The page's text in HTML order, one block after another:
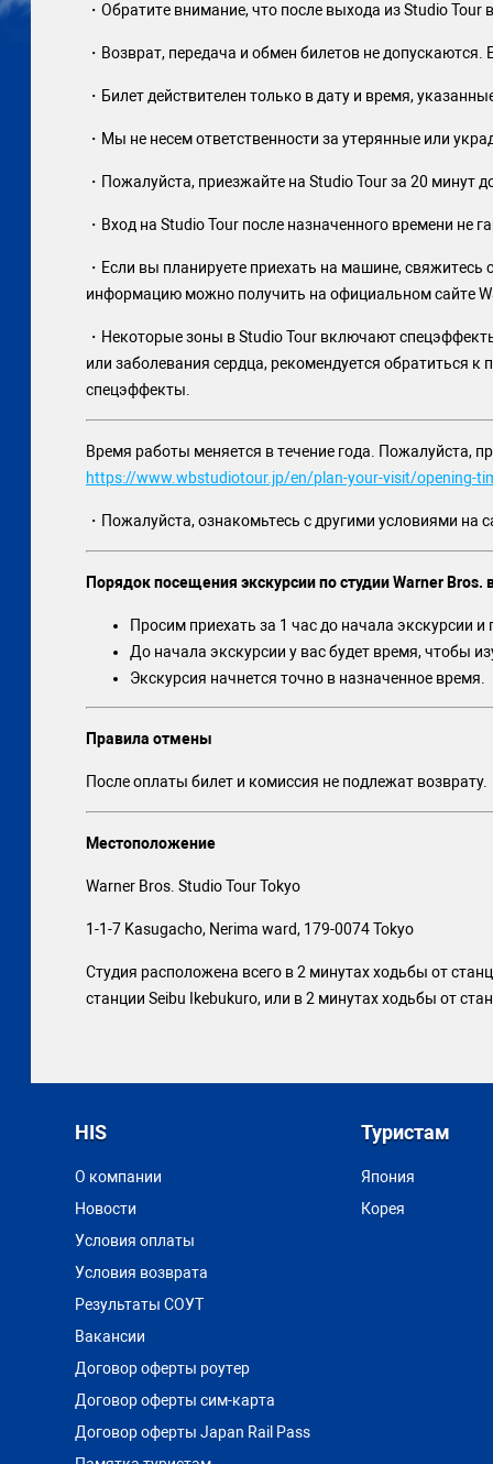
・Обратите внимание, что после выхода из Studio
・Возврат, передача и обмен билетов не
・Билет действителен только в дату и время,
・Мы не несем ответственности за утерянные или
・Пожалуйста, приезжайте на Studio Tour за 20 минут
・Вход на Studio Tour после назначенного времени не
・Если вы планируете приехать на машине,
информацию можно получить на официальном сайте
・Некоторые зоны в Studio Tour включают
или заболевания сердца, рекомендуется обратиться к
спецэффекты.
Время работы меняется в течение года. Пожалуйста,
https://www.wbstudiotour.jp/en/plan-your-visit/opening-
・Пожалуйста, ознакомьтесь с другими условиями на
Порядок посещения экскурсии по студии Warner Bros.
Просим приехать за 1 час до начала экскурсии и
До начала экскурсии у вас будет время, чтобы
Экскурсия начнется точно в назначенное время.
Правила отмены
После оплаты билет и комиссия не подлежат возврату.
Местоположение
Warner Bros. Studio Tour Tokyo
1-1-7 Kasugacho, Nerima ward, 179-0074 Tokyo
Студия расположена всего в 2 минутах ходьбы от
станции Seibu Ikebukuro, или в 2 минутах ходьбы от
HIS
О компании
Новости
Условия оплаты
Условия возврата
Результаты СОУТ
Вакансии
Договор оферты роутер
Договор оферты сим-карта
Договор оферты Japan Rail Pass
Туристам
Япония
Корея